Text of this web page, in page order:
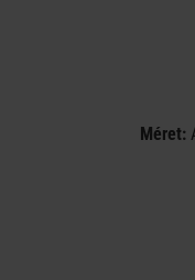
Méret: